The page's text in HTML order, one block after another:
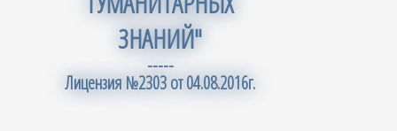
ЗНАНИЙ"
-----
Лицензия №2303 от 04.08.2016г.